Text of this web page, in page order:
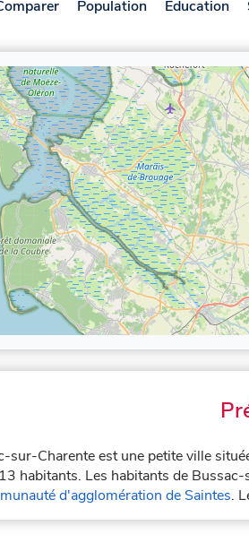
Population Éducation
sur-Charente est une petite ville
habitants. Les habitants de
d'agglomération de Saintes.